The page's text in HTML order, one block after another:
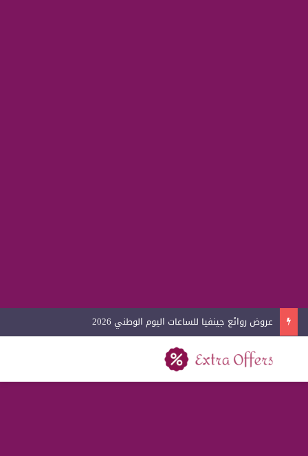
عروض روائع جينفيا للساعات اليوم الوطني 2026
بحث عن